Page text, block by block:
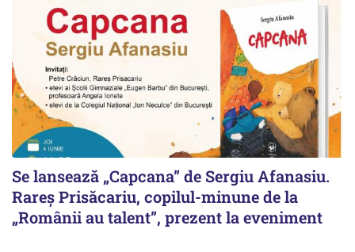
Se lansează „Capcana” de Sergiu Afanasiu.
Rareș Prisăcariu, copilul-minune de la
„Românii au talent”, prezent la eveniment